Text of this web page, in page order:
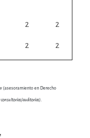
2 2
2 2
(asesoramiento en Derecho
consultorías/auditorías).